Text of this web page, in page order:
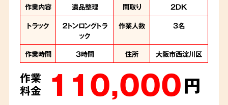
作業内容 遺品整理 間取り
2DK
トラック
２トンロングトラ
ック
作業人数 3名
作業時間 3時間 住所 大阪市西淀川区
作業
料金
110,000円